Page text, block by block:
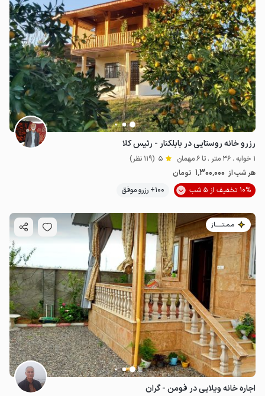
رزرو خانه روستایی در بابلکنار - رئیس کلا
1 خوابه . 36 متر . تا 6 مهمان 5 (119 نظر)
هر شب از 1٬300٬000 تومان
10% تخفیف از 5 شب
100+ رزرو موفق
مـمـتــــــاز
اجاره خانه ویلایی در فومن - گران